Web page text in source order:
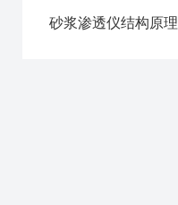
砂浆渗透仪结构原